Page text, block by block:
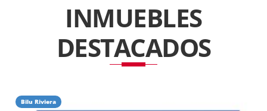
INMUEBLES
DESTACADOS
Bilu Riviera